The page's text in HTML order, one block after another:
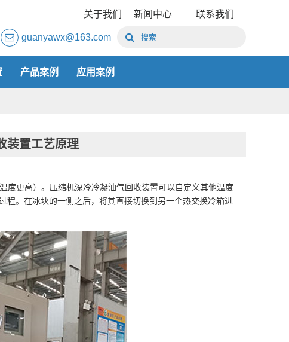
关于我们 新闻中心 联系我们
guanyawx@163.com
产品案例 应用案例
装置工艺原理
度更高）。压缩机深冷冷凝油气回收装置可以自定义其他温度
程。在冰块的一侧之后，将其直接切换到另一个热交换冷箱进